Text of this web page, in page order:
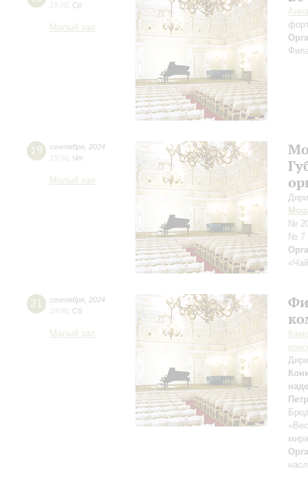
19:00 Ср
Малый зал
19 сентября 2024
19:00 Чт
Малый зал
№
№ 7
21 сентября 2024
19:00 Сб
Малый зал